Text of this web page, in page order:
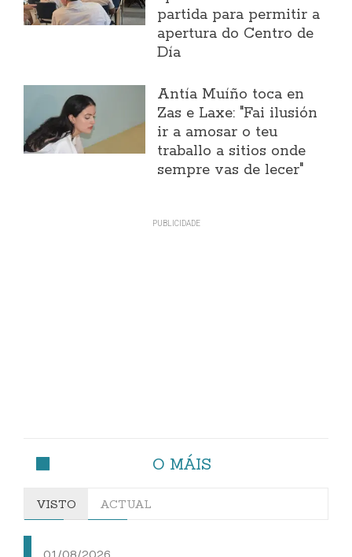
partida para permitir a
apertura do Centro de
Día
Antía Muíño toca en
Zas e Laxe: "Fai ilusión
ir a amosar o teu
traballo a sitios onde
sempre vas de lecer"
O MÁIS
VISTO ACTUAL